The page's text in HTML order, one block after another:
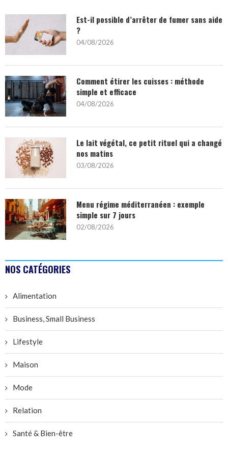
Est-il possible d’arrêter de fumer sans aide
?
04/08/2026
Comment étirer les cuisses : méthode
simple et efficace
04/08/2026
Le lait végétal, ce petit rituel qui a changé
nos matins
03/08/2026
Menu régime méditerranéen : exemple
simple sur 7 jours
02/08/2026
NOS CATÉGORIES
Alimentation
Business, Small Business
Lifestyle
Maison
Mode
Relation
Santé & Bien-être